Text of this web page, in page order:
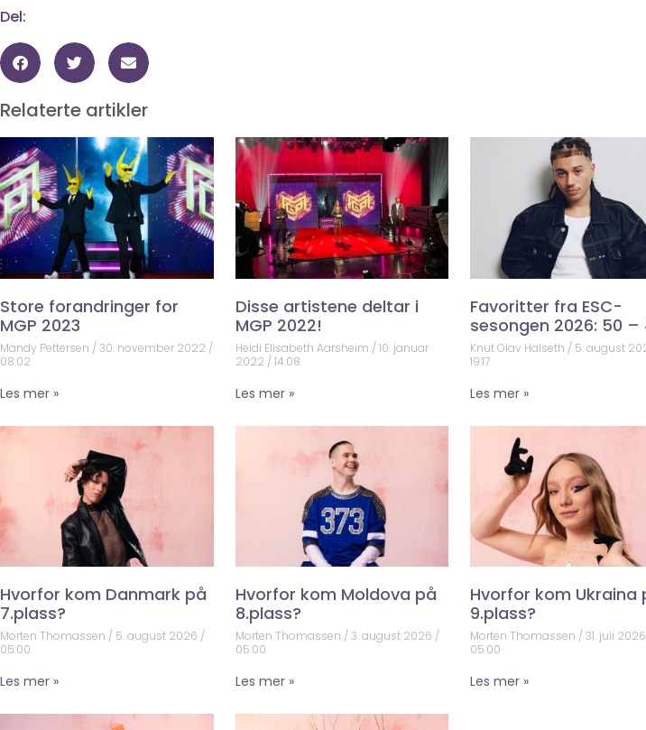
Del:
Relaterte artikler
Store forandringer for
MGP 2023
Mandy Pettersen
30. november 2022
08:02
Les mer »
Disse artistene deltar i
MGP 2022!
Heidi Elisabeth Aarsheim 10. januar
2022 14:08
Les mer »
Favoritter fra ESC-
sesongen 2026: 50 –
Knut Olav Halseth
5. august
19:17
Les mer »
Hvorfor kom Danmark på
7.plass?
Morten Thomassen
5. august 2026
05:00
Les mer »
Hvorfor kom Moldova på
8.plass?
Morten Thomassen 3. august 2026
05:00
Les mer »
Hvorfor kom Ukraina
9.plass?
Morten Thomassen
31. juli 2026
05:00
Les mer »